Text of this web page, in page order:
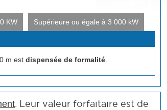
KW Supérieure ou égale à 3 000 kW
m est dispensée de formalité
. Leur valeur forfaitaire est de